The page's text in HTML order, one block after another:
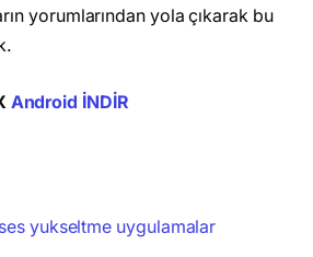
yorumlarından yola çıkarak bu
Android İNDİR